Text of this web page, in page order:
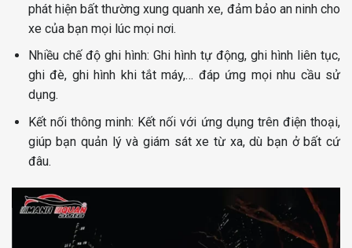
phát hiện bất thường xung quanh xe, đảm bảo an ninh cho
xe của bạn mọi lúc mọi nơi.
Nhiều chế độ ghi hình: Ghi hình tự động, ghi hình liên tục,
ghi đè, ghi hình khi tắt máy,… đáp ứng mọi nhu cầu sử
dụng.
Kết nối thông minh: Kết nối với ứng dụng trên điện thoại,
giúp bạn quản lý và giám sát xe từ xa, dù bạn ở bất cứ
đâu.